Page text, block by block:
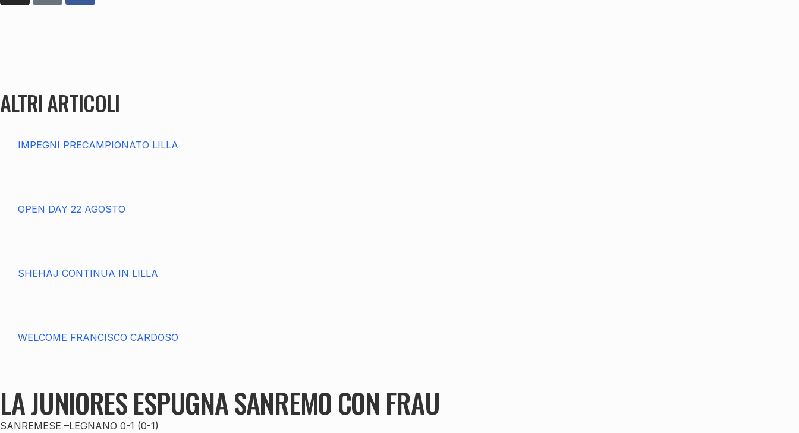
ALTRI ARTICOLI
IMPEGNI PRECAMPIONATO LILLA
OPEN DAY 22 AGOSTO
SHEHAJ CONTINUA IN LILLA
WELCOME FRANCISCO CARDOSO
LA JUNIORES ESPUGNA SANREMO CON FRAU
SANREMESE –LEGNANO 0-1 (0-1)